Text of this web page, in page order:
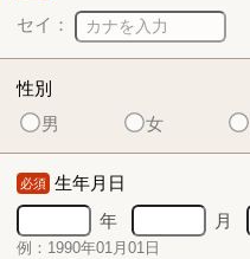
セイ：
性別
男
女
必須 生年月日
年
月
例：1990年01月01日